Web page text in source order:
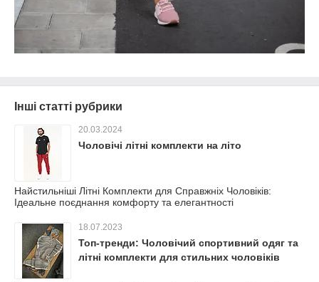
Інші статті рубрики
20.03.2024
Чоловічі літні комплекти на літо
Найстильніші Літні Комплекти для Справжніх Чоловіків:
Ідеальне поєднання комфорту та елегантності
18.07.2023
Топ-тренди: Чоловічий спортивний одяг та
літні комплекти для стильних чоловіків